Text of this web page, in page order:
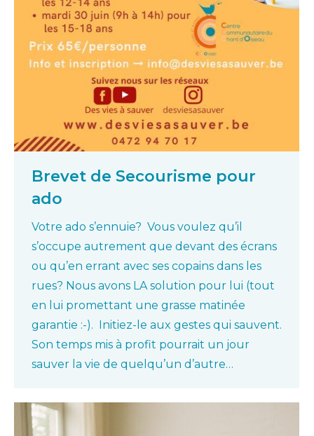
Brevet de Secourisme pour
ado
Votre ado s’ennuie? Vous voulez qu’il
s’occupe autrement que devant des écrans
ou qu’en errant avec ses copains dans les
rues? Nous avons LA solution pour lui (tout
en lui promettant une grasse matinée
garantie :-). Initiez-le aux gestes qui sauvent.
Son temps mis à profit pourrait un jour
sauver la vie de quelqu’un d’autre…